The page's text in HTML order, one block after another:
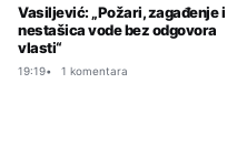
Vasiljević: „Požari, zagađenje i
nestašica vode bez odgovora
vlasti“
19:19 1 komentara